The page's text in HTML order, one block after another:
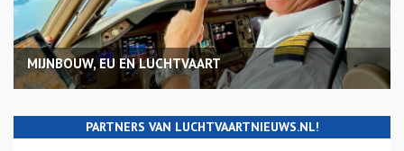
MIJNBOUW, EU EN LUCHTVAART
PARTNERS VAN LUCHTVAARTNIEUWS.NL!